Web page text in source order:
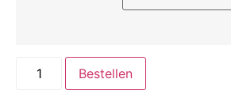
Bestellen